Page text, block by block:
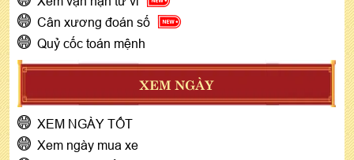
Cân xương đoán số
Quỷ cốc toán mệnh
XEM NGÀY
XEM NGÀY TỐT
Xem ngày mua xe